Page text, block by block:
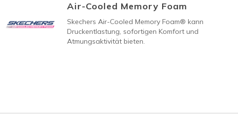
Air-Cooled Memory Foam
Skechers Air-Cooled Memory Foam® kann
Druckentlastung, sofortigen Komfort und
Atmungsaktivität bieten.